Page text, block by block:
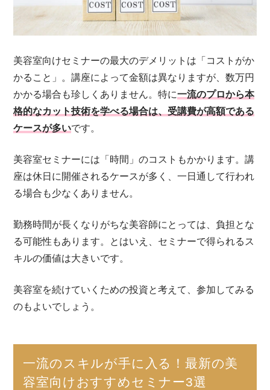
美容室向けセミナーの最大のデメリットは「コストがか
かること」。講座によって金額は異なりますが、数万円
かかる場合も珍しくありません。特に一流のプロから本
格的なカット技術を学べる場合は、受講費が高額である
ケースが多いです。
美容室セミナーには「時間」のコストもかかります。講
座は休日に開催されるケースが多く、一日通して行われ
る場合も少なくありません。
勤務時間が長くなりがちな美容師にとっては、負担とな
る可能性もあります。とはいえ、セミナーで得られるス
キルの価値は大きいです。
美容室を続けていくための投資と考えて、参加してみる
のもよいでしょう。
一流のスキルが手に入る！最新の美
容室向けおすすめセミナー3選